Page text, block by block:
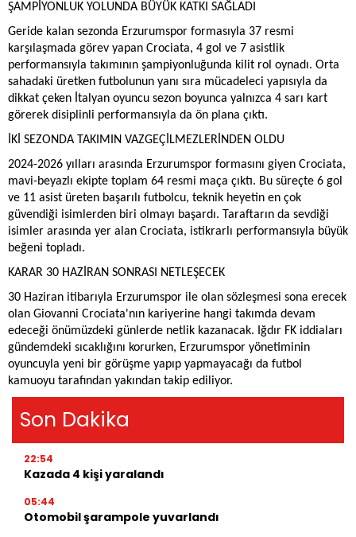
ŞAMPİYONLUK YOLUNDA BÜYÜK KATKI SAĞLADI
Geride kalan sezonda Erzurumspor formasıyla 37 resmi
karşılaşmada görev yapan Crociata, 4 gol ve 7 asistlik
performansıyla takımının şampiyonluğunda kilit rol oynadı. Orta
sahadaki üretken futbolunun yanı sıra mücadeleci yapısıyla da
dikkat çeken İtalyan oyuncu sezon boyunca yalnızca 4 sarı kart
görerek disiplinli performansıyla da ön plana çıktı.
İKİ SEZONDA TAKIMIN VAZGEÇİLMEZLERİNDEN OLDU
2024-2026 yılları arasında Erzurumspor formasını giyen Crociata,
mavi-beyazlı ekipte toplam 64 resmi maça çıktı. Bu süreçte 6 gol
ve 11 asist üreten başarılı futbolcu, teknik heyetin en çok
güvendiği isimlerden biri olmayı başardı. Taraftarın da sevdiği
isimler arasında yer alan Crociata, istikrarlı performansıyla büyük
beğeni topladı.
KARAR 30 HAZİRAN SONRASI NETLEŞECEK
30 Haziran itibarıyla Erzurumspor ile olan sözleşmesi sona erecek
olan Giovanni Crociata'nın kariyerine hangi takımda devam
edeceği önümüzdeki günlerde netlik kazanacak. Iğdır FK iddiaları
gündemdeki sıcaklığını korurken, Erzurumspor yönetiminin
oyuncuyla yeni bir görüşme yapıp yapmayacağı da futbol
kamuoyu tarafından yakından takip ediliyor.
Son Dakika
22:54
Kazada 4 kişi yaralandı
05:44
Otomobil şarampole yuvarlandı